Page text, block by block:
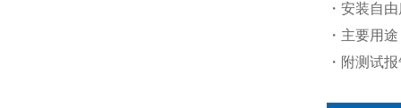
・安装自
・主要用
・附测试